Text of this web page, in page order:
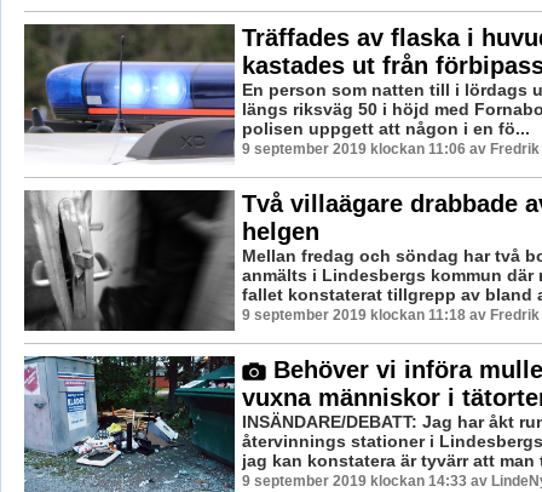
Träffades av flaska i
kastades ut från
En person som natten till i lördags
längs riksväg 50 i höjd med
polisen uppgett att någon i en fö...
9 september 2019 klockan 11:06 av
Två villaägare drabbade
helgen
Mellan fredag och söndag har två
anmälts i Lindesbergs kommun där
fallet konstaterat tillgrepp av bland
9 september 2019 klockan 11:18 av
Behöver vi införa
vuxna människor i
INSÄNDARE/DEBATT: Jag har åkt
återvinnings stationer i
jag kan konstatera är tyvärr att man
9 september 2019 klockan 14:33 av